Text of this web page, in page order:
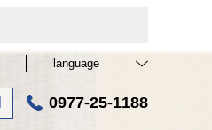
language
0977-25-1188